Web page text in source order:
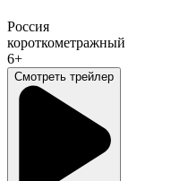
Россия
короткометражный
6+
Смотреть трейлер